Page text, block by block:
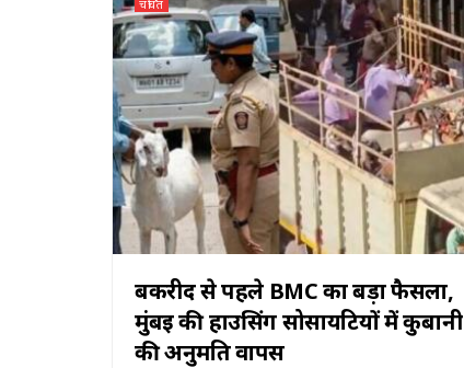
चर्चित
बकरीद से पहले BMC का बड़ा फैसला,
मुंबई की हाउसिंग सोसायटियों में कुर्बानी
की अनुमति वापस